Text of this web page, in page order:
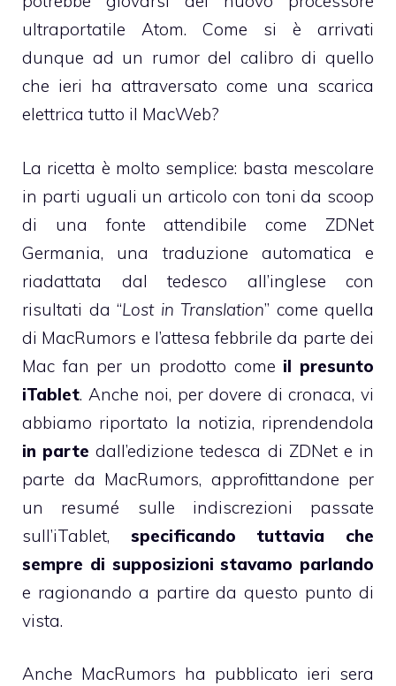
ultraportatile Atom. Come si è arrivati
dunque ad un rumor del calibro di quello
che ieri ha attraversato come una scarica
elettrica tutto il MacWeb?
La ricetta è molto semplice: basta mescolare
in parti uguali un articolo con toni da scoop
di una fonte attendibile come ZDNet
Germania, una traduzione automatica e
riadattata dal tedesco all’inglese con
risultati da “Lost in Translation” come quella
di MacRumors e l’attesa febbrile da parte dei
Mac fan per un prodotto come il presunto
iTablet. Anche noi, per dovere di cronaca, vi
abbiamo riportato la notizia, riprendendola
in parte dall’edizione tedesca di ZDNet e in
parte da MacRumors, approfittandone per
un resumé sulle indiscrezioni passate
sull’iTablet, specificando tuttavia che
sempre di supposizioni stavamo parlando
e ragionando a partire da questo punto di
vista.
Anche MacRumors ha pubblicato ieri sera